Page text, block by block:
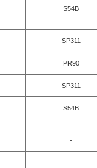
S54B
SP311
PR90
SP311
S54B
-
-